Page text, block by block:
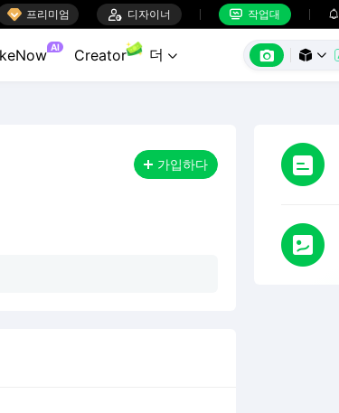
 프리미엄  디자이너  작업대 
AI Creator 더    
가입하다